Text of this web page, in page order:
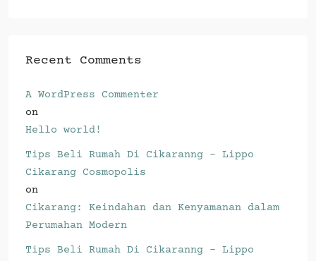
Recent Comments
A WordPress Commenter
on
Hello world!
Tips Beli Rumah Di Cikaranng - Lippo
Cikarang Cosmopolis
on
Cikarang: Keindahan dan Kenyamanan dalam
Perumahan Modern
Tips Beli Rumah Di Cikaranng - Lippo